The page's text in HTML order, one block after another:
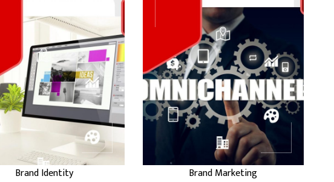
La
brand identity
identità di marca,
rappresenta l’insieme
degli aspetti visivi,
verbali e concettuali che
definiscono l'immagine
di un'azienda, un
prodotto o un servizio
agli occhi del pubb ...
BRAND
IDENTITY
Brand Identity
Brand Marketing
l’insieme delle strategie
e delle attività che
hanno come obiettivo
quello di costruire,
comunicare e
consolidare la
percezione di un
marchio nel tempo. Non
si tratta sempl ...
BRAND
MARKETING
Brand Marketing